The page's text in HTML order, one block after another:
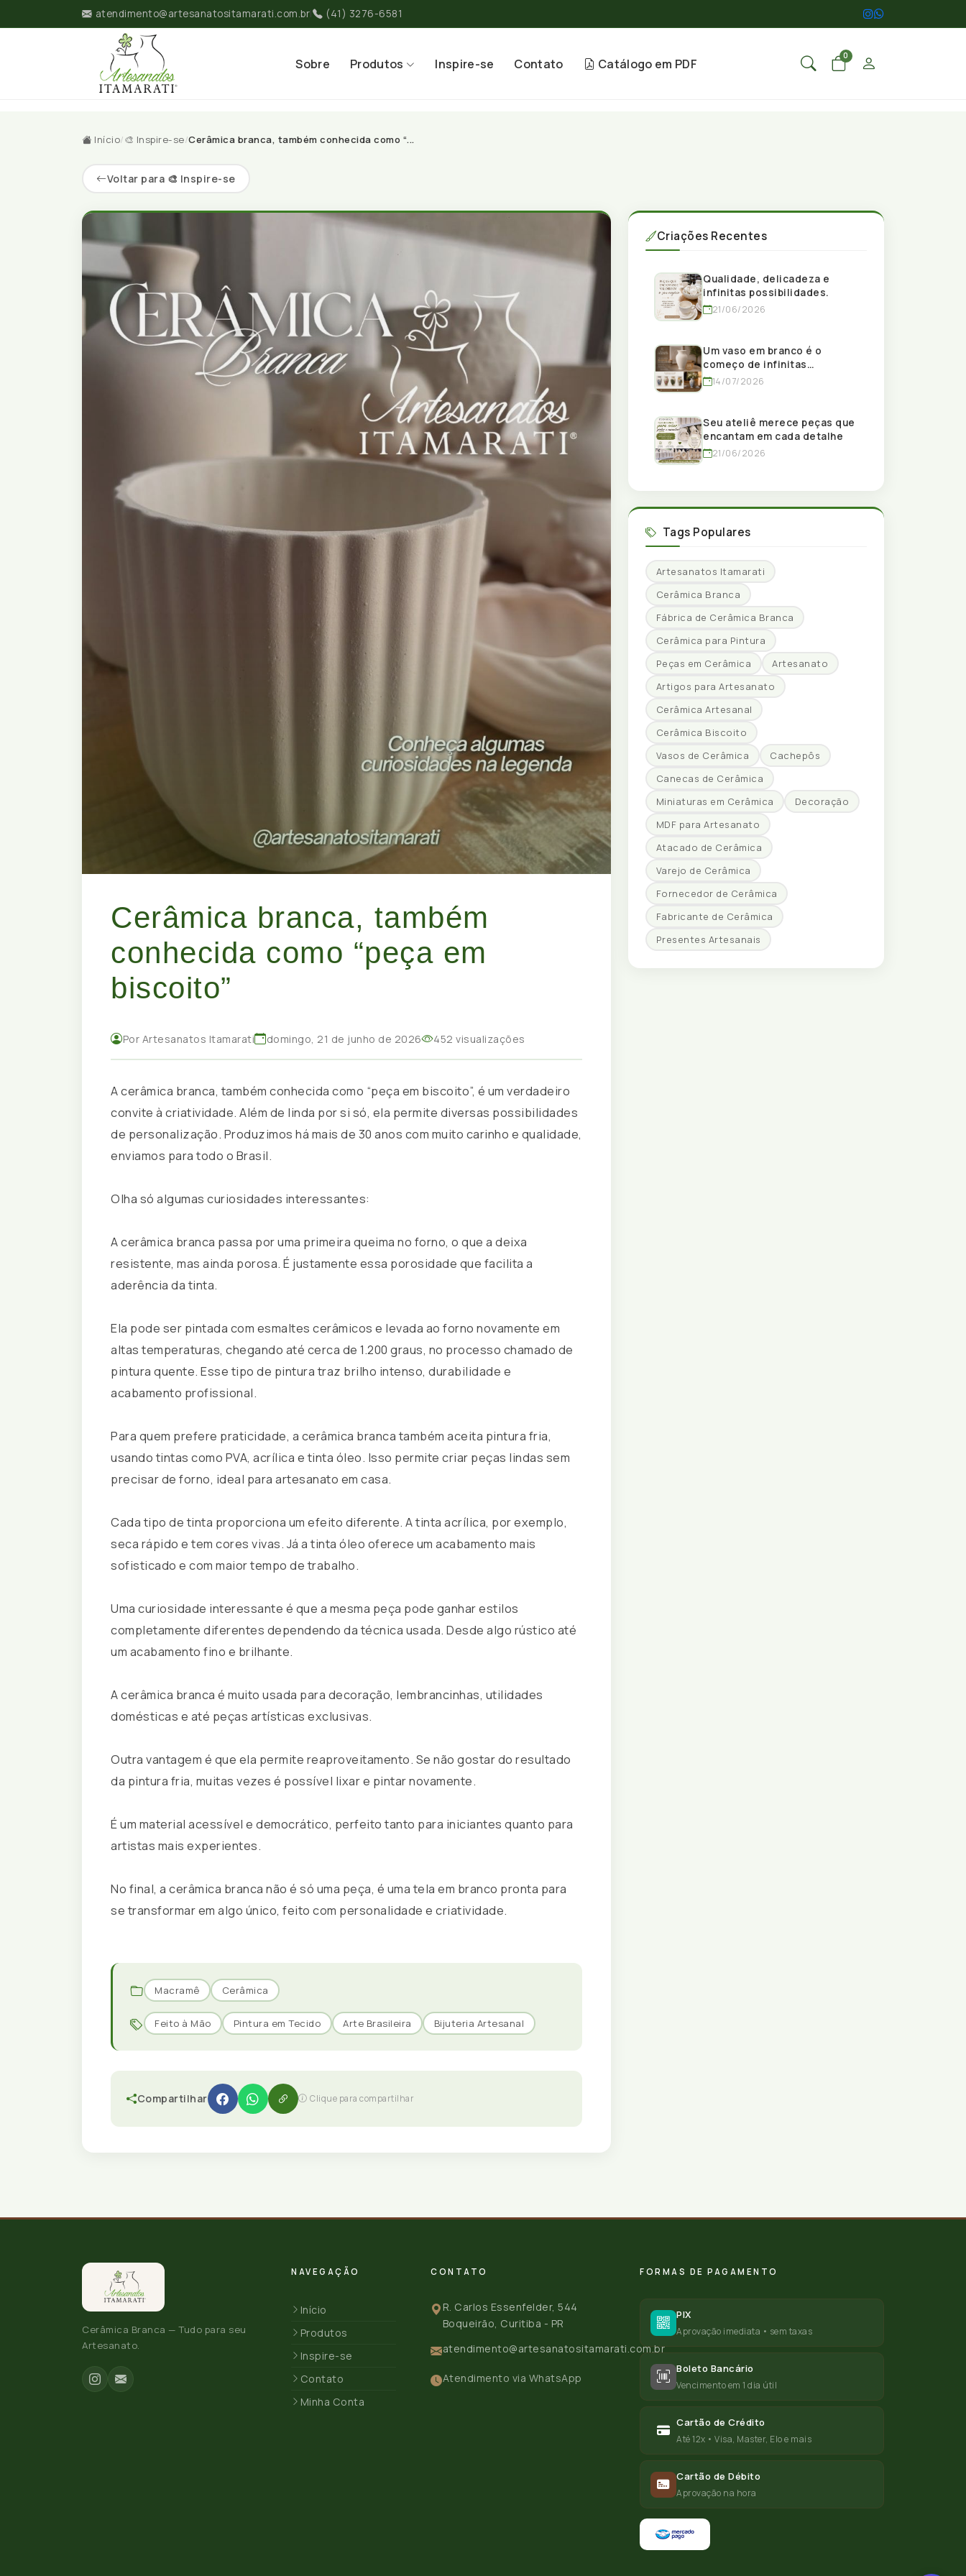
atendimento@artesanatositamarati.com.br| (41) 3276-6581
Sobre Produtos Inspire-se Contato Catálogo em PDF
0
Início/🎨 Inspire-se/Cerâmica branca, também conhecida como “...
Voltar para 🎨 Inspire-se
Cerâmica branca, também
conhecida como “peça em
biscoito”
Por Artesanatos Itamarati domingo, 21 de junho de 2026 452 visualizações
A cerâmica branca, também conhecida como “peça em biscoito”, é um verdadeiro
convite à criatividade. Além de linda por si só, ela permite diversas possibilidades
de personalização. Produzimos há mais de 30 anos com muito carinho e qualidade,
enviamos para todo o Brasil.
Olha só algumas curiosidades interessantes:
A cerâmica branca passa por uma primeira queima no forno, o que a deixa
resistente, mas ainda porosa. É justamente essa porosidade que facilita a
aderência da tinta.
Ela pode ser pintada com esmaltes cerâmicos e levada ao forno novamente em
altas temperaturas, chegando até cerca de 1.200 graus, no processo chamado de
pintura quente. Esse tipo de pintura traz brilho intenso, durabilidade e
acabamento profissional.
Para quem prefere praticidade, a cerâmica branca também aceita pintura fria,
usando tintas como PVA, acrílica e tinta óleo. Isso permite criar peças lindas sem
precisar de forno, ideal para artesanato em casa.
Cada tipo de tinta proporciona um efeito diferente. A tinta acrílica, por exemplo,
seca rápido e tem cores vivas. Já a tinta óleo oferece um acabamento mais
sofisticado e com maior tempo de trabalho.
Uma curiosidade interessante é que a mesma peça pode ganhar estilos
completamente diferentes dependendo da técnica usada. Desde algo rústico até
um acabamento fino e brilhante.
A cerâmica branca é muito usada para decoração, lembrancinhas, utilidades
domésticas e até peças artísticas exclusivas.
Outra vantagem é que ela permite reaproveitamento. Se não gostar do resultado
da pintura fria, muitas vezes é possível lixar e pintar novamente.
É um material acessível e democrático, perfeito tanto para iniciantes quanto para
artistas mais experientes.
No final, a cerâmica branca não é só uma peça, é uma tela em branco pronta para
se transformar em algo único, feito com personalidade e criatividade.
Macramê Cerâmica
Feito à Mão Pintura em Tecido Arte Brasileira Bijuteria Artesanal
Compartilhar Clique para compartilhar
Criações Recentes
Qualidade, delicadeza e
infinitas possibilidades.
21/06/2026
Um vaso em branco é o
começo de infinitas
possibilidades.
14/07/2026
Seu ateliê merece peças que
encantam em cada detalhe
21/06/2026
Tags Populares
Artesanatos Itamarati
Cerâmica Branca
Fábrica de Cerâmica Branca
Cerâmica para Pintura
Peças em Cerâmica
Artesanato
Artigos para Artesanato
Cerâmica Artesanal
Cerâmica Biscoito
Vasos de Cerâmica
Cachepôs
Canecas de Cerâmica
Miniaturas em Cerâmica
Decoração
MDF para Artesanato
Atacado de Cerâmica
Varejo de Cerâmica
Fornecedor de Cerâmica
Fabricante de Cerâmica
Presentes Artesanais
Cerâmica Branca — Tudo para seu
Artesanato.
NAVEGAÇÃO
Início
Produtos
Inspire-se
Contato
Minha Conta
CONTATO
R. Carlos Essenfelder, 544
Boqueirão, Curitiba - PR
atendimento@artesanatositamarati.com.br
Atendimento via WhatsApp
FORMAS DE PAGAMENTO
PIX
Aprovação imediata • sem taxas
Boleto Bancário
Vencimento em 1 dia útil
Cartão de Crédito
Até 12x • Visa, Master, Elo e mais
Cartão de Débito
Aprovação na hora